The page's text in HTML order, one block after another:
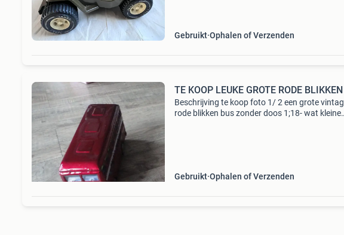
Gebruikt Ophalen of Verzenden
TE KOOP LEUKE GROTE RODE
Beschrijving te koop foto 1/ 2 een grote
rode blikken bus zonder doos 1;18- wat kleine
Gebruikt Ophalen of Verzenden